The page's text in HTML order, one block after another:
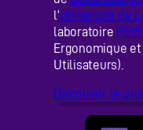
l’Université de
laboratoire
Ergonomique
Utilisateurs).
Découvrir le